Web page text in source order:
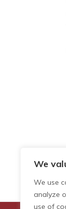
We
We use
analyze
use of